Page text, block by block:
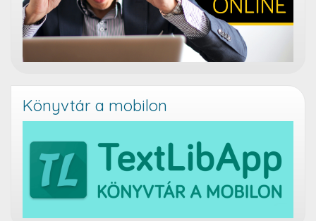
Könyvtár a mobilon